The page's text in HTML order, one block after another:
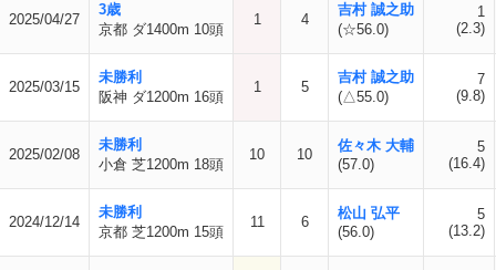
2025/04/27
3歳
京都 ダ1400m 10頭
1 4
吉村 誠之助
(☆56.0)
1
(2.3)
2025/03/15
未勝利
阪神 ダ1200m 16頭
1 5
吉村 誠之助
(△55.0)
7
(9.8)
2025/02/08
未勝利
小倉 芝1200m 18頭
10 10
佐々木 大輔
(57.0)
5
(16.4)
2024/12/14
未勝利
京都 芝1200m 15頭
11 6
松山 弘平
(56.0)
5
(13.2)